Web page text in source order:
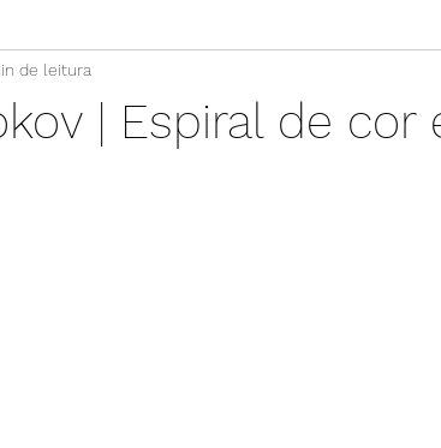
| Espiral de cor
de leitura